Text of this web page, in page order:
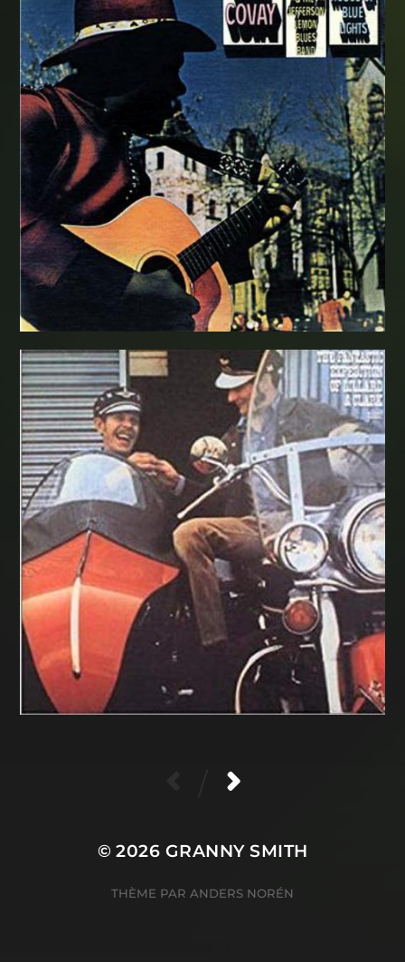
© 2026 GRANNY SMITH
THÈME PAR ANDERS NORÉN